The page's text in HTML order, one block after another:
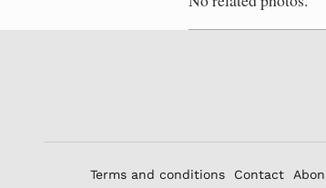
Terms and conditions Contact